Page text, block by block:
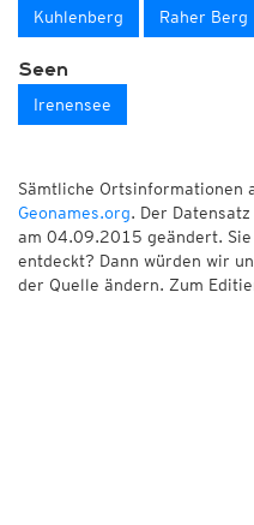
Kuhlenberg Raher Berg
Seen
Irenensee
Sämtliche Ortsinformationen
Geonames.org. Der
am 04.09.2015 geändert.
entdeckt? Dann würden wir
der Quelle ändern. Zum